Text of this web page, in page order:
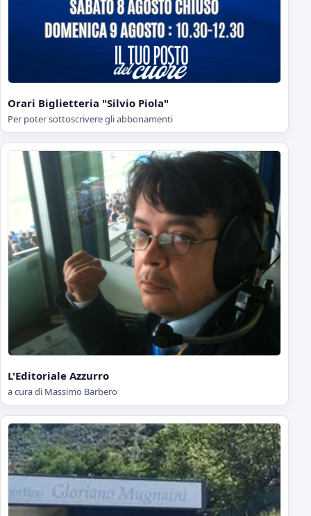
Orari Biglietteria "Silvio Piola"
Per poter sottoscrivere gli abbonamenti
L'Editoriale Azzurro
a cura di Massimo Barbero